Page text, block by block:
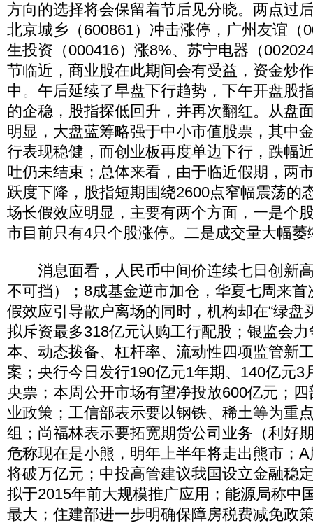
方向的选择将会保留着节后见分晓。两点过
北京城乡（600861）冲击涨停，广州友谊（
生投资（000416）涨8%、苏宁电器（
节临近，商业股在此期间会有受益，资金炒
中。午后延续了早盘下行趋势，下午开盘股
的企稳，股指探低回升，并再次翻红。从盘
明显，大盘蓝筹略强于中小市值股票，其中
行表现稳健，而创业板再度单边下行，跌幅
吐仍未结束；总体来看，由于临近假期，两
跃度下降，股指短期围绕2600点窄幅震荡的
场长假效应明显，主要有两个方面，一是个
市目前只有4只个股涨停。二是成交量大幅萎
消息面看，人民币中间价连续七日创新
不可挡）；8成基金逆市加仓，华夏七周来
假效应引导散户离场的同时，机构却在“绿盘
拟斥资最多318亿元认购工行配股；银监会
本、动态拨备、杠杆率、流动性四项监管新
案；央行今日发行190亿元1年期、140亿元3
央票；本周公开市场有望净投放600亿元；
业政策；工信部表示要以钢铁、稀土等为重
组；尚福林表示要拓宽期货公司业务（利好
危称现在是小熊，明年上半年将走出熊市；
将破万亿元；中投高管建议我国设立金融稳
拟于2015年前大规模推广应用；能源局称中
最大；住建部进一步明确保障房税费减免政